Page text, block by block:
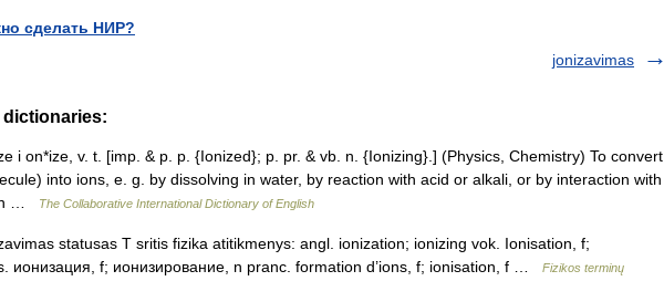
сделать НИР?
jonizavimas
dictionaries:
i on*ize, v. t. [imp. & p. p. {Ionized}; p. pr. & vb. n. {Ionizing}.] (Physics, Chemistry) To convert
into ions, e. g. by dissolving in water, by reaction with acid or alkali, or by interaction with
…
The Collaborative International Dictionary of English
statusas T sritis fizika atitikmenys: angl. ionization; ionizing vok. Ionisation, f;
ионизация, f; ионизирование, n pranc. formation d’ions, f; ionisation, f …
Fizikos terminų